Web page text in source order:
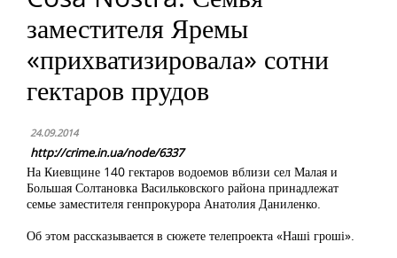
заместителя Яремы
«прихватизировала» сотни
гектаров прудов
24.09.2014
http://crime.in.ua/node/6337
На Киевщине 140 гектаров водоемов вблизи сел Малая и
Большая Солтановка Васильковского района принадлежат
семье заместителя генпрокурора Анатолия Даниленко.
Об этом рассказывается в сюжете телепроекта «Наші гроші».